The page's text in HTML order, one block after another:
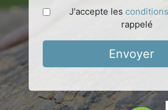
J'accepte les conditions
rappelé
Envoyer